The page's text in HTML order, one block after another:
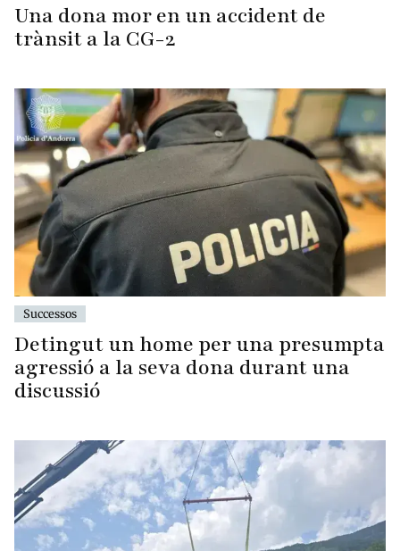
Una dona mor en un accident de
trànsit a la CG-2
Successos
Detingut un home per una presumpta
agressió a la seva dona durant una
discussió